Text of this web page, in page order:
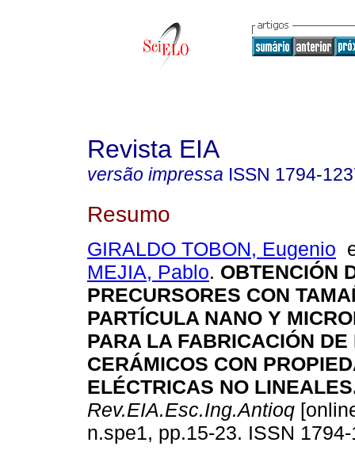
Revista EIA
versão impressa ISSN 1794-
Resumo
GIRALDO TOBON, Eugenio
MEJIA, Pablo. OBTENCIÓN
PRECURSORES CON
PARTÍCULA NANO Y
PARA LA FABRICACIÓN
CERÁMICOS CON
ELÉCTRICAS NO LINEALES
Rev.EIA.Esc.Ing.Antioq
n.spe1, pp.15-23. ISSN